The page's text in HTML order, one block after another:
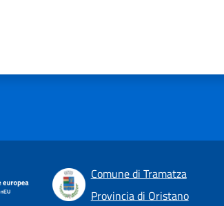
Comune di Tramatza
Provincia di Oristano